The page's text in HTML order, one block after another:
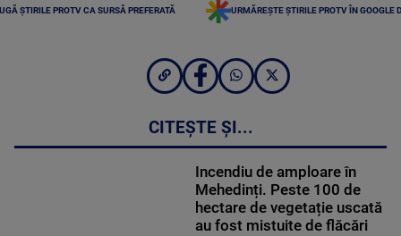
ȘTIRILE PROTV CA SURSĂ PREFERATĂ URMĂREȘTE ȘTIRILE PROTV ÎN GOOGLE
CITEȘTE ȘI...
Incendiu de amploare în
Mehedinți. Peste 100 de
hectare de vegetație uscată
au fost mistuite de flăcări